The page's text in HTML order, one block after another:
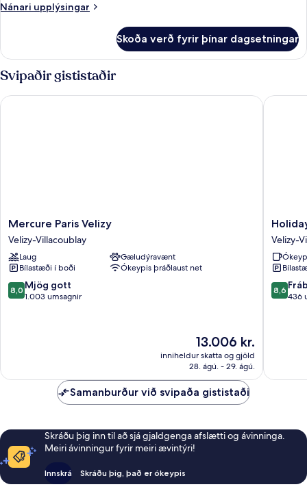
Nánari upplýsingar
Nánari
Accessible
Room
Skoða verð fyrir þínar dagsetningar
Svipaðir gististaðir
Mercure
Paris
Velizy
Velizy-
Villacoublay
Mercure Paris Velizy
Velizy-Villacoublay
Laug
Gæludýravænt
Bílastæði í boði
Ókeypis þráðlaust net
8.0
af
8,0 Mjög gott
1.003 umsagnir
Verðið
13.006 kr.
13.006 kr.
inniheldur skatta og gjöld
28. ágú. - 29. ágú.
Mercure Paris Velizy
Holiday
Inn
Express
Paris
-
Velizy
by
Velizy-
8.6
af
8,6
436
Holiday
Samanburður við svipaða gististaði
Skráðu þig inn til að sjá gjaldgenga afslætti og ávinninga.
Meiri ávinningur fyrir meiri ævintýri!
Innskrá Skráðu þig, það er ókeypis